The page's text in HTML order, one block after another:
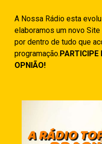
A Nossa Rádio esta
elaboramos um novo
por dentro de tudo que
programação.PARTICIPE
OPNIÃO!